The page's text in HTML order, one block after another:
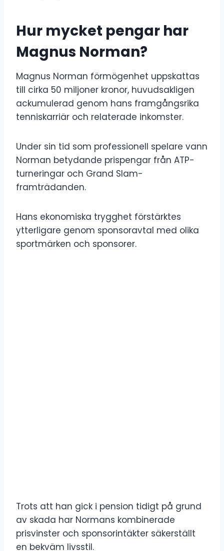
Hur mycket pengar har
Magnus Norman?
Magnus Norman förmögenhet uppskattas
till cirka 50 miljoner kronor, huvudsakligen
ackumulerad genom hans framgångsrika
tenniskarriär och relaterade inkomster.
Under sin tid som professionell spelare vann
Norman betydande prispengar från ATP-
turneringar och Grand Slam-
framträdanden.
Hans ekonomiska trygghet förstärktes
ytterligare genom sponsoravtal med olika
sportmärken och sponsorer.
Trots att han gick i pension tidigt på grund
av skada har Normans kombinerade
prisvinster och sponsorintäkter säkerställt
en bekväm livsstil.